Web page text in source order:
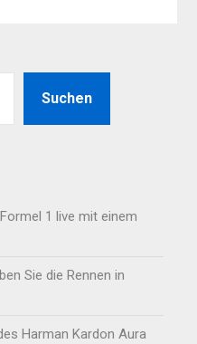
Suchen
1 live mit einem
Sie die Rennen in
Harman Kardon Aura